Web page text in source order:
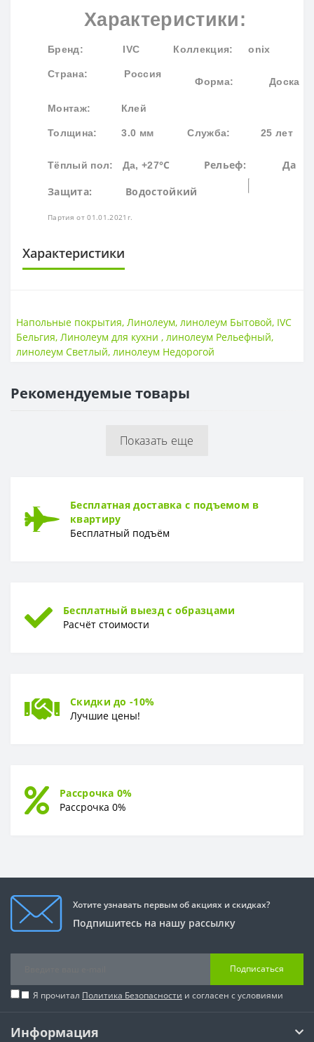
Характеристики:
Бренд: IVC Коллекция: onix
Страна: Россия
Форма: Доска
Монтаж: Клей
Толщина: 3.0 мм Служба: 25 лет
Тёплый пол: Да, +27°С
Рельеф: Да
Защита: Водостойкий
Партия от 01.01.2021г.
Характеристики
Основа Двойная
ПОВЕРХНОСТЬ
ТОЛЩИНА
ТОЛЩИНА ЗАЩИТНОГО СЛОЯ
Форма
Напольные покрытия, Линолеум, линолеум Бытовой, IVC
Бельгия, Линолеум для кухни , линолеум Рельефный,
линолеум Светлый, линолеум Недорогой
Рекомендуемые товары
Показать еще
Бесплатная доставка с подъемом в
квартиру
Бесплатный подъём
Бесплатный выезд с образцами
Расчёт стоимости
Скидки до -10%
Лучшие цены!
Рассрочка 0%
Рассрочка 0%
Хотите узнавать первым об акциях и скидках?
Подпишитесь на нашу рассылку
Подписаться
Я прочитал Политика Безопасности и согласен с условиями
Информация